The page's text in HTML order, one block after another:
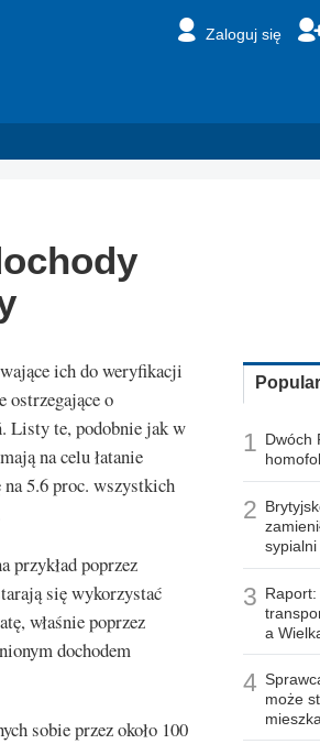
Zaloguj się
ich do weryfikacji
ostrzegające o
Listy te, podobnie jak w
na celu łatanie
5.6 proc. wszystkich
przykład poprzez
się wykorzystać
właśnie poprzez
dochodem
sobie przez około 100
1 Dwóch
2
3 Raport:
a
4
może